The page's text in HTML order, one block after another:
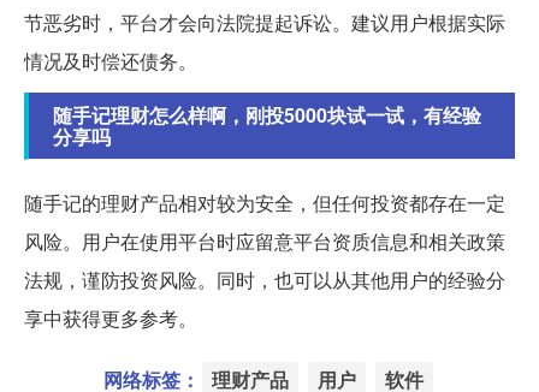
节恶劣时，平台才会向法院提起诉讼。建议用户根据实际
情况及时偿还债务。
随手记理财怎么样啊，刚投5000块试一试，有经验
分享吗
随手记的理财产品相对较为安全，但任何投资都存在一定
风险。用户在使用平台时应留意平台资质信息和相关政策
法规，谨防投资风险。同时，也可以从其他用户的经验分
享中获得更多参考。
网络标签： 理财产品 用户 软件